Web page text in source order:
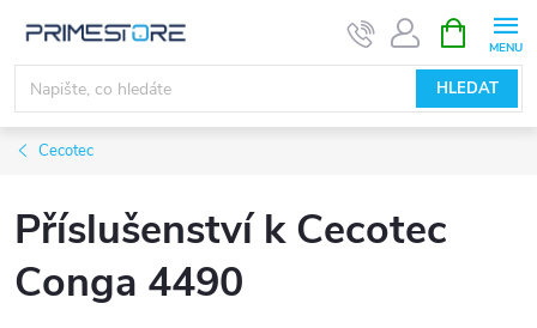
obsah
HLEDAT
NÁKUPNÍ
KOŠÍK
Cecotec
Příslušenství k Cecotec
Conga 4490